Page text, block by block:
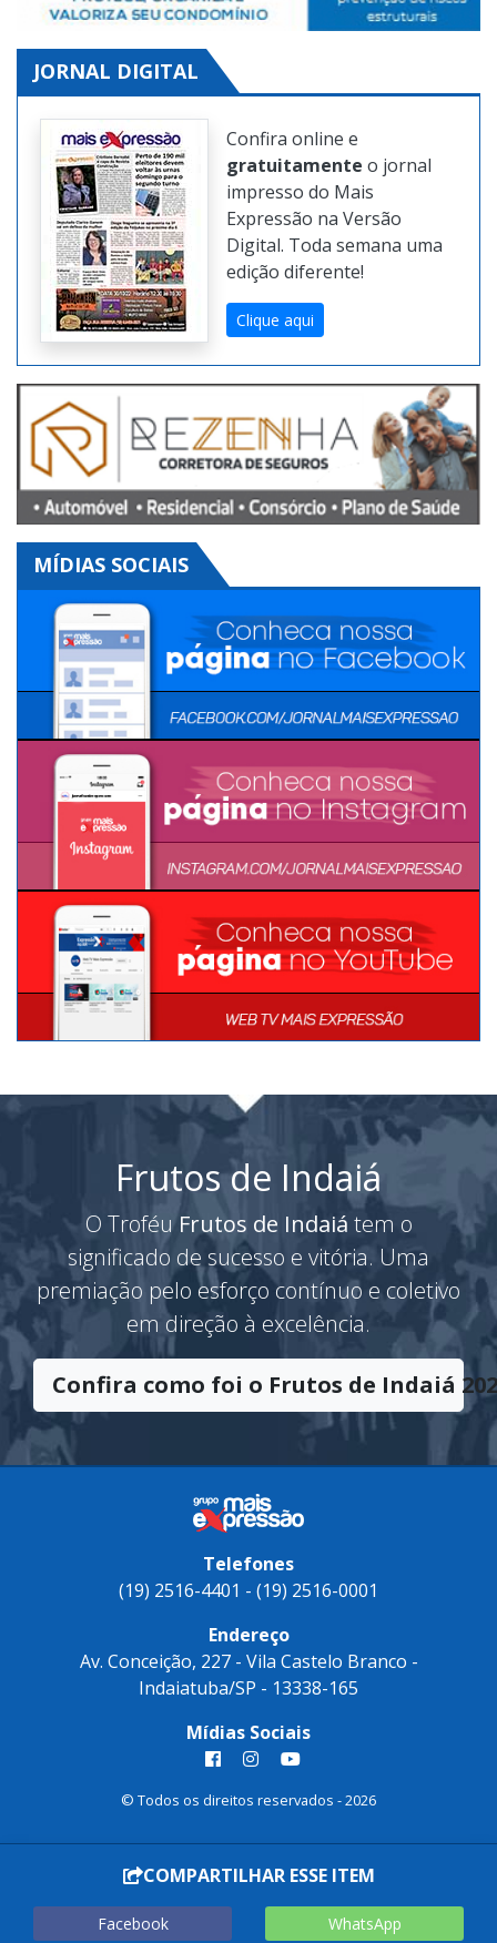
JORNAL DIGITAL
Confira online e
gratuitamente o jornal
impresso do Mais
Expressão na Versão
Digital. Toda semana uma
edição diferente!
Clique aqui
MÍDIAS SOCIAIS
Frutos de Indaiá
O Troféu Frutos de Indaiá tem o
significado de sucesso e vitória. Uma
premiação pelo esforço contínuo e coletivo
em direção à excelência.
Confira como foi o Frutos de Indaiá
Telefones
(19) 2516-4401 - (19) 2516-0001
Endereço
Av. Conceição, 227 - Vila Castelo Branco -
Indaiatuba/SP - 13338-165
Mídias Sociais
COMPARTILHAR ESSE ITEM
Facebook WhatsApp